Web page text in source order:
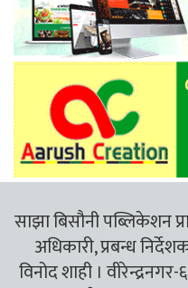
साझा बिसौनी पब्लिकेशन
अधिकारी, प्रबन्ध
विनोद शाही ।